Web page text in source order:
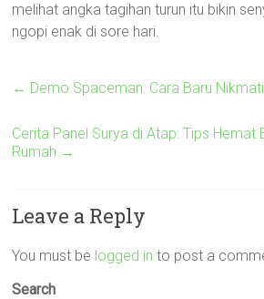
melihat angka tagihan turun itu bikin
ngopi enak di sore hari.
← Demo Spaceman: Cara Baru
Cerita Panel Surya di Atap: Tips Hemat
Rumah →
Leave a Reply
You must be logged in to post a
Search